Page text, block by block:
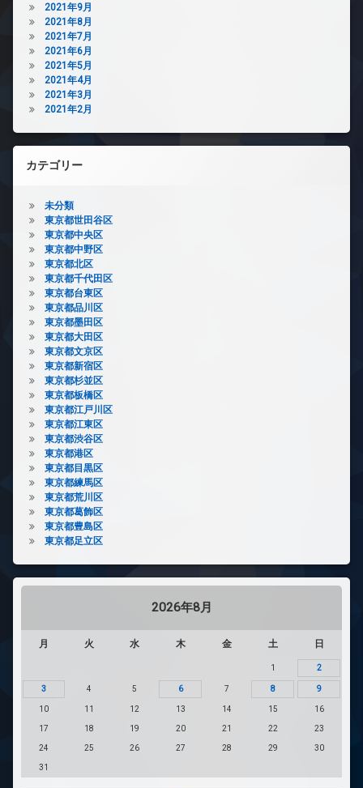
2021年9月
2021年8月
2021年7月
2021年6月
2021年5月
2021年4月
2021年3月
2021年2月
カテゴリー
未分類
東京都世田谷区
東京都中央区
東京都中野区
東京都北区
東京都千代田区
東京都台東区
東京都品川区
東京都墨田区
東京都大田区
東京都文京区
東京都新宿区
東京都杉並区
東京都板橋区
東京都江戸川区
東京都江東区
東京都渋谷区
東京都港区
東京都目黒区
東京都練馬区
東京都荒川区
東京都葛飾区
東京都豊島区
東京都足立区
2026年8月
月 火 水 木 金 土 日
1 2
3 4 5 6 7 8 9
10 11 12 13 14 15 16
17 18 19 20 21 22 23
24 25 26 27 28 29 30
31